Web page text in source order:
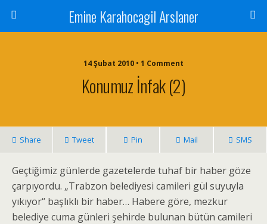
Emine Karahocagil Arslaner
14 Şubat 2010 • 1 Comment
Konumuz İnfak (2)
Share Tweet Pin Mail SMS
Geçtiğimiz günlerde gazetelerde tuhaf bir haber göze
çarpıyordu. „Trabzon belediyesi camileri gül suyuyla
yıkıyor“ başlıklı bir haber… Habere göre, mezkur
belediye cuma günleri şehirde bulunan bütün camileri